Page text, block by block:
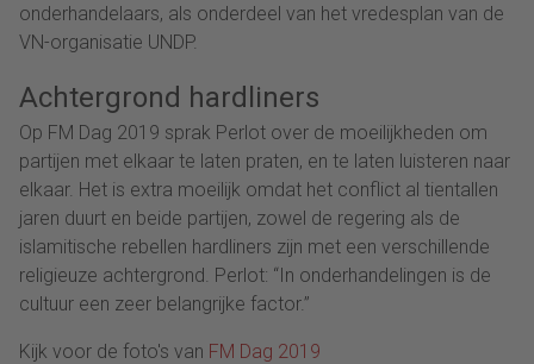
onderhandelaars, als onderdeel van het vredesplan van de
VN-organisatie UNDP.
Achtergrond hardliners
Op FM Dag 2019 sprak Perlot over de moeilijkheden om
partijen met elkaar te laten praten, en te laten luisteren naar
elkaar. Het is extra moeilijk omdat het conflict al tientallen
jaren duurt en beide partijen, zowel de regering als de
islamitische rebellen hardliners zijn met een verschillende
religieuze achtergrond. Perlot: “In onderhandelingen is de
cultuur een zeer belangrijke factor.”
Kijk voor de foto's van FM Dag 2019